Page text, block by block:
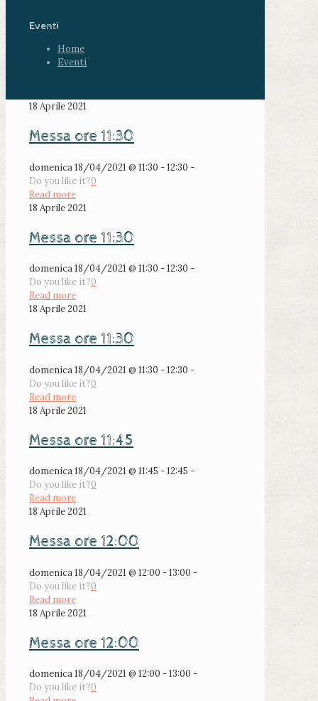
Eventi
Home
Eventi
18 Aprile 2021
Messa ore 11:30
domenica 18/04/2021 @ 11:30 - 12:30 -
Do you like it?0
Read more
18 Aprile 2021
Messa ore 11:30
domenica 18/04/2021 @ 11:30 - 12:30 -
Do you like it?0
Read more
18 Aprile 2021
Messa ore 11:30
domenica 18/04/2021 @ 11:30 - 12:30 -
Do you like it?0
Read more
18 Aprile 2021
Messa ore 11:45
domenica 18/04/2021 @ 11:45 - 12:45 -
Do you like it?0
Read more
18 Aprile 2021
Messa ore 12:00
domenica 18/04/2021 @ 12:00 - 13:00 -
Do you like it?0
Read more
18 Aprile 2021
Messa ore 12:00
domenica 18/04/2021 @ 12:00 - 13:00 -
Do you like it?0